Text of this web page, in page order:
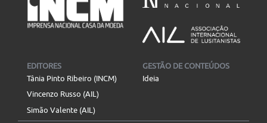
EDITORES
Tânia Pinto Ribeiro (INCM)
Vincenzo Russo (AIL)
Simão Valente (AIL)
GESTÃO DE CONTEÚDOS
Ideia